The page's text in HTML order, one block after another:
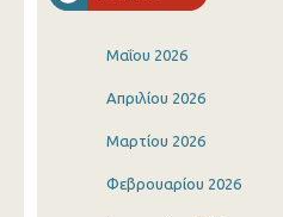
Μαΐου 2026
Απριλίου 2026
Μαρτίου 2026
Φεβρουαρίου 2026